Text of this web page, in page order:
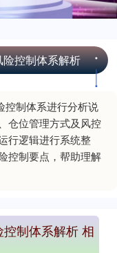
控制体系解析
控制体系进行分析说
仓位管理方式及风控
行逻辑进行系统整
控制要点，帮助理解
制体系解析 相